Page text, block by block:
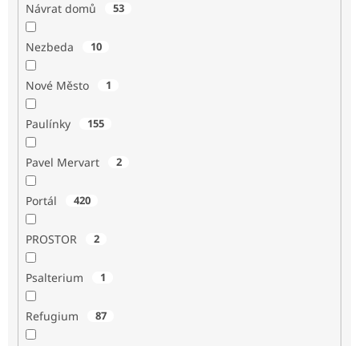
Návrat domů 53
Nezbeda 10
Nové Město 1
Paulínky 155
Pavel Mervart 2
Portál 420
PROSTOR 2
Psalterium 1
Refugium 87